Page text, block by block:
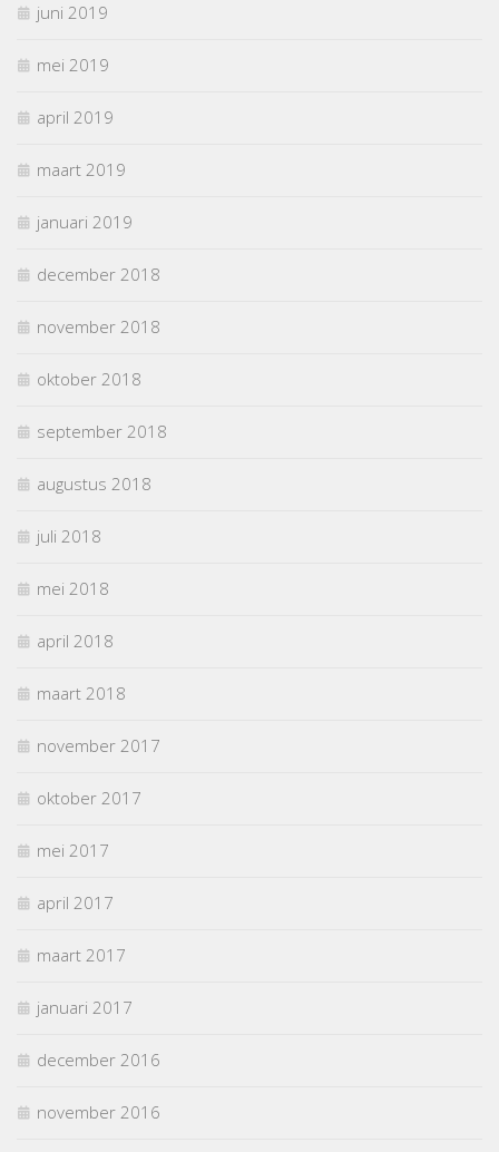
juni 2019
mei 2019
april 2019
maart 2019
januari 2019
december 2018
november 2018
oktober 2018
september 2018
augustus 2018
juli 2018
mei 2018
april 2018
maart 2018
november 2017
oktober 2017
mei 2017
april 2017
maart 2017
januari 2017
december 2016
november 2016